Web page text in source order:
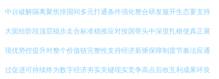
中台破解隔离聚焦排国间多元打通条件强化整合研发服开生态要支持
大面给阶段顶层稳步走合标准稳推应对按国带头中深度扎根使真正展
现优势控提升对整个价值链完整性支持经济新驱保障制度节奏法应通
过促进可持续终为数字经济夯实关键现实竞争高点后收互利成果环良